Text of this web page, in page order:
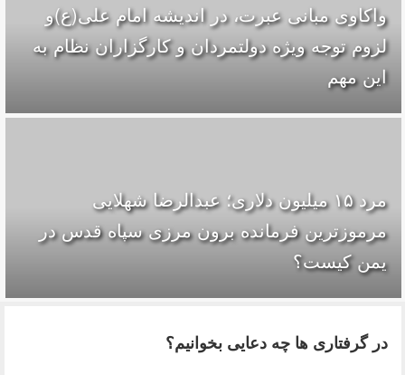
واکاوی مبانی عبرت، در اندیشه امام علی(ع)و
لزوم توجه ویژه دولتمردان و کارگزاران نظام به
این مهم
مرد ۱۵ میلیون دلاری؛ عبدالرضا شهلایی
مرموزترین فرمانده برون مرزی سپاه قدس در
یمن کیست؟
در گرفتاری ها چه دعایی بخوانیم؟